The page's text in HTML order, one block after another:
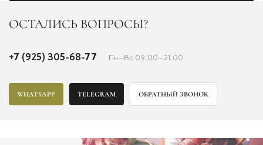
ОСТАЛИСЬ ВОПРОСЫ?
+7 (925) 305-68-77 Пн—Вс 09:00—21:00
WHATSAPP TELEGRAM ОБРАТНЫЙ ЗВОНОК